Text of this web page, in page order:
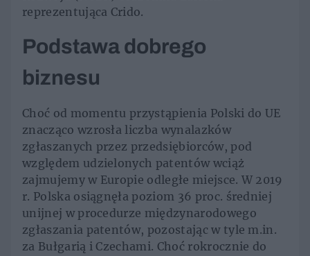
reprezentująca Crido.
Podstawa dobrego
biznesu
Choć od momentu przystąpienia Polski do UE
znacząco wzrosła liczba wynalazków
zgłaszanych przez przedsiębiorców, pod
względem udzielonych patentów wciąż
zajmujemy w Europie odległe miejsce. W 2019
r. Polska osiągnęła poziom 36 proc. średniej
unijnej w procedurze międzynarodowego
zgłaszania patentów, pozostając w tyle m.in.
za Bułgarią i Czechami. Choć rokrocznie do